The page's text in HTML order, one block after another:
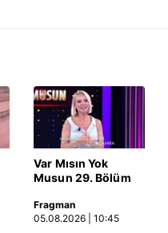
Var Mısın Yok
Musun 29. Bölüm
yayınlandı | Video
Fragman
05.08.2026 | 10:45